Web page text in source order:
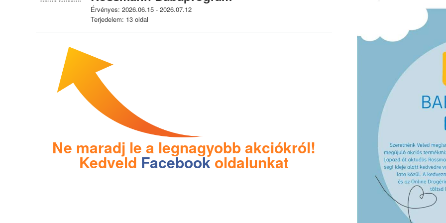
Érvényes: 2026.06.15 - 2026.07.12
Terjedelem: 13 oldal
Ne maradj le a legnagyobb akciókról!
Kedveld Facebookoldalunkat